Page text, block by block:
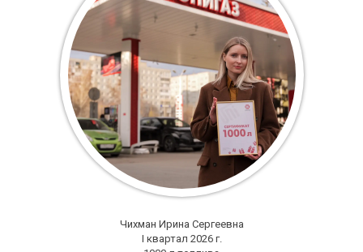
Чихман Ирина Сергеевна
I квартал 2026 г.